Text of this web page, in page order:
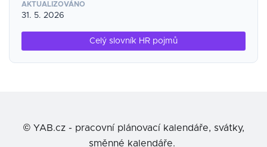
AKTUALIZOVÁNO
31. 5. 2026
Celý slovník HR pojmů
© YAB.cz - pracovní plánovací kalendáře, svátky,
směnné kalendáře.